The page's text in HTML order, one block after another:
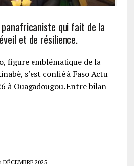
qui fait de la
et de résilience.
figure emblématique de la
s’est confié à Faso Actu
à Ouagadougou. Entre bilan
DÉCEMBRE 2025